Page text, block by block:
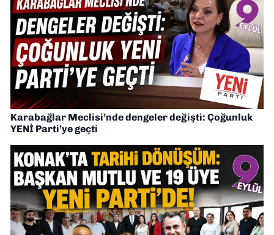
Karabağlar Meclisi’nde dengeler değişti: Çoğunluk
YENİ Parti’ye geçti